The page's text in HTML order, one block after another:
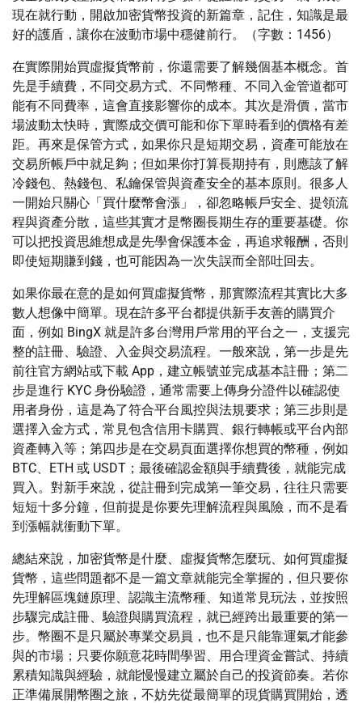
現在就行動，開啟加密貨幣投資的新篇章，記住，知識是最
好的護盾，讓你在波動市場中穩健前行。（字數：1456）
在實際開始買虛擬貨幣前，你還需要了解幾個基本概念。首
先是手續費，不同交易方式、不同幣種、不同入金管道都可
能有不同費率，這會直接影響你的成本。其次是滑價，當市
場波動太快時，實際成交價可能和你下單時看到的價格有差
距。再來是保管方式，如果你只是短期交易，資產可能放在
交易所帳戶中就足夠；但如果你打算長期持有，則應該了解
冷錢包、熱錢包、私鑰保管與資產安全的基本原則。很多人
一開始只關心「買什麼幣會漲」，卻忽略帳戶安全、提領流
程與資產分散，這些其實才是幣圈長期生存的重要基礎。你
可以把投資思維想成是先學會保護本金，再追求報酬，否則
即使短期賺到錢，也可能因為一次失誤而全部吐回去。
如果你最在意的是如何買虛擬貨幣，那實際流程其實比大多
數人想像中簡單。現在許多平台都提供新手友善的購買介
面，例如 BingX 就是許多台灣用戶常用的平台之一，支援完
整的註冊、驗證、入金與交易流程。一般來說，第一步是先
前往官方網站或下載 App，建立帳號並完成基本註冊；第二
步是進行 KYC 身份驗證，通常需要上傳身分證件以確認使
用者身份，這是為了符合平台風控與法規要求；第三步則是
選擇入金方式，常見包含信用卡購買、銀行轉帳或平台內部
資產轉入等；第四步是在交易頁面選擇你想買的幣種，例如
BTC、ETH 或 USDT；最後確認金額與手續費後，就能完成
買入。對新手來說，從註冊到完成第一筆交易，往往只需要
短短十多分鐘，但前提是你要先理解流程與風險，而不是看
到漲幅就衝動下單。
總結來說，加密貨幣是什麼、虛擬貨幣怎麼玩、如何買虛擬
貨幣，這些問題都不是一篇文章就能完全掌握的，但只要你
先理解區塊鏈原理、認識主流幣種、知道常見玩法，並按照
步驟完成註冊、驗證與購買流程，就已經跨出最重要的第一
步。幣圈不是只屬於專業交易員，也不是只能靠運氣才能參
與的市場；只要你願意花時間學習、用合理資金嘗試、持續
累積知識與經驗，就能慢慢建立屬於自己的投資節奏。若你
正準備展開幣圈之旅，不妨先從最簡單的現貨購買開始，透